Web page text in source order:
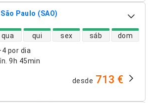
São Paulo (SAO)
por dia
9h 45min
diretos
qua qui sex sáb dom
desde 713 €